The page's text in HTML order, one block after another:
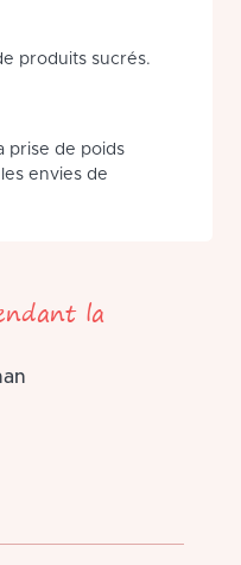
produits sucrés.
prise de poids
envies de
la